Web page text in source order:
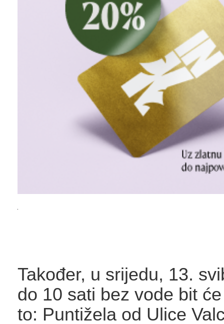
Također, u srijedu, 13.
do 10 sati bez vode bit
to: Puntižela od Ulice